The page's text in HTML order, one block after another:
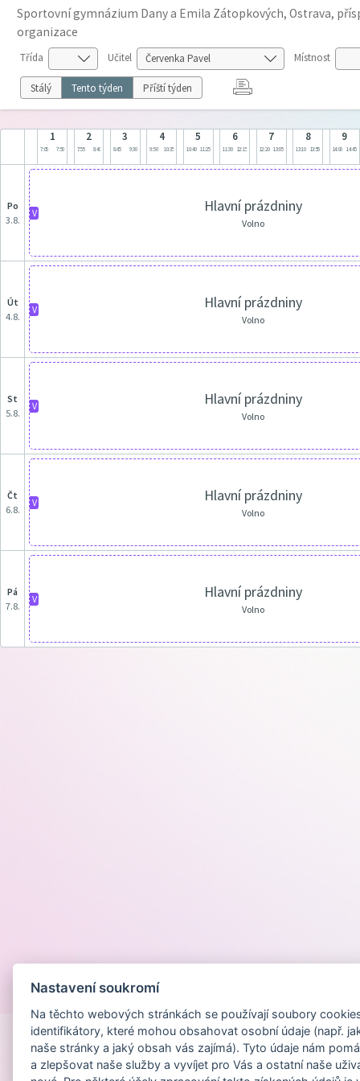
Sportovní gymnázium Dany a Emila Zátopkových, Ostrava,
organizace
Třída Učitel Místnost
Stálý Tento týden Příští týden
1
7:05 7:50
2
7:55 8:40
3
8:45 9:30
4
9:50 10:35
5
10:40 11:25
6
11:30 12:15
7
12:20 13:05
8
13:10 13:55
9
14:00 14:45
po
3.8.
V Hlavní prázdniny
Volno
út
4.8.
V Hlavní prázdniny
Volno
st
5.8.
V Hlavní prázdniny
Volno
čt
6.8.
V Hlavní prázdniny
Volno
pá
7.8.
V Hlavní prázdniny
Volno
Nastavení soukromí
Na těchto webových stránkách se používají soubory
identifikátory, které mohou obsahovat osobní údaje (např.
naše stránky a jaký obsah vás zajímá). Tyto údaje nám
a zlepšovat naše služby a vyvíjet pro Vás a ostatní naše